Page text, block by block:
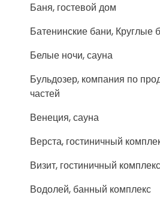
Баня, гостевой дом
Батенинские бани, Круглые
Белые ночи, сауна
Бульдозер, компания по
частей
Венеция, сауна
Верста, гостиничный
Визит, гостиничный комплекс
Водолей, банный комплекс